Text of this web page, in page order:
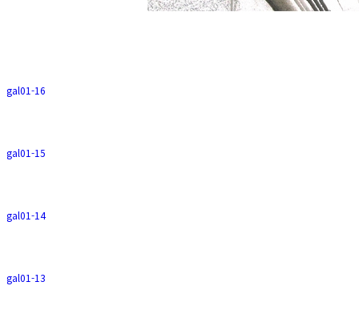
gal01-16
gal01-15
gal01-14
gal01-13